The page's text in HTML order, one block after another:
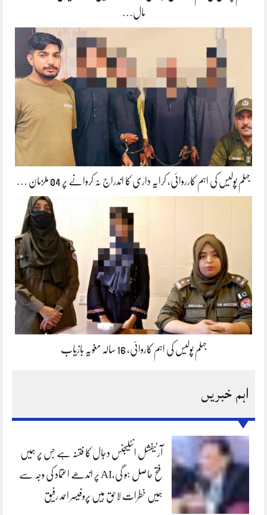
مالِ…
جہلم پولیس کی اہم کارروائی، کرایہ داری کا اندراج نہ کروانے پر 04 ملزمان …
جہلم پولیس کی اہم کاروائی، 16 سالہ مغویہ بازیاب
اہم خبریں
آرٹیفشل انٹلیجنس دجال کا فتنہ ہے جس پر ہمیں
فتح حاصل ہو گی،AI پر اندھے اعتماد کی وجہ سے
ہمیں خطرات لاحق ہیں پروفیسر احمد رفیق